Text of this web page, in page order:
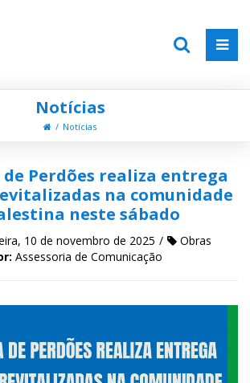
Notícias
Notícias
Perdões realiza entrega
na comunidade
neste sábado
10 de novembro de 2025
Obras
Assessoria de Comunicação